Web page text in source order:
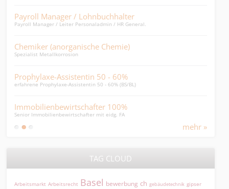
Payroll Manager / Lohnbuchhalter
Payroll Manager / Leiter Personaladmin / HR General.
Chemiker (anorganische Chemie)
Spezialist Metallkorrosion
Prophylaxe-Assistentin 50 - 60%
erfahrene Prophylaxe-Assistentin 50 - 60% (BS/BL)
Immobilienbewirtschafter 100%
Senior Immobilienbewirtschafter mit eidg. FA
mehr »
TAG CLOUD
Arbeitsmarkt Arbeitsrecht Basel bewerbung ch gebäudetechnik gipser